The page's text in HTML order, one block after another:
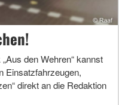
den Wehren“ kannst
Einsatzfahrzeugen,
direkt an die Redaktion